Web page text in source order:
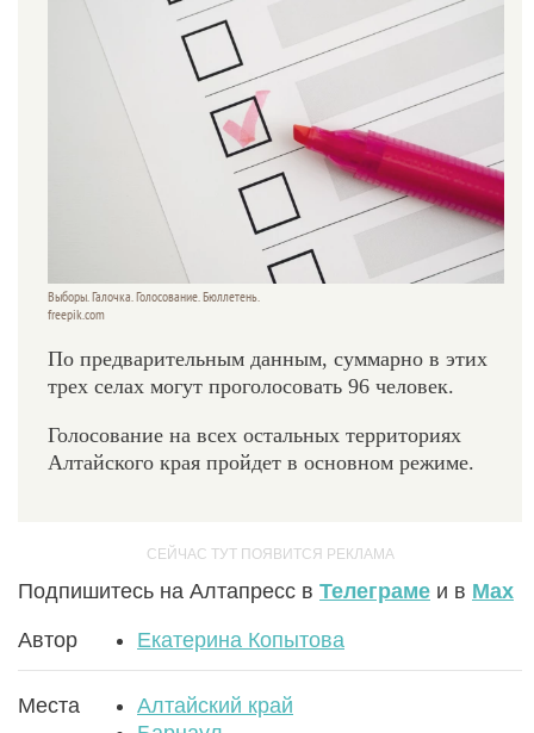
Выборы. Галочка. Голосование. Бюллетень.
freepik.com
По предварительным данным, суммарно в этих
трех селах могут проголосовать 96 человек.
Голосование на всех остальных территориях
Алтайского края пройдет в основном режиме.
Подпишитесь на Алтапресс в Телеграме и в Max
Автор Екатерина Копытова
Места
Алтайский край